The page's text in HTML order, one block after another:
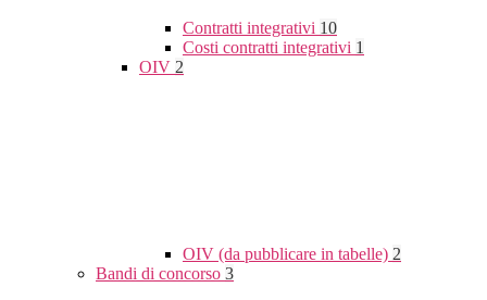
Contratti integrativi 10
Costi contratti integrativi 1
OIV 2
OIV (da pubblicare in tabelle) 2
Bandi di concorso 3